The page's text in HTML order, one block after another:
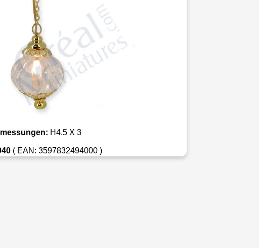
H4.5 X 3
( EAN: 3597832494000 )